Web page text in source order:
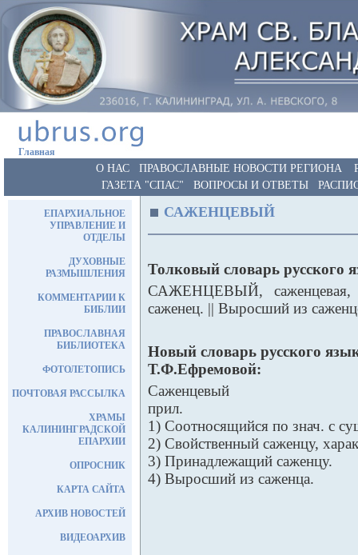
Главная
О НАС ПРАВОСЛАВНЫЕ НОВОСТИ РЕГИОНА
ГАЗЕТА "СПАС"
ВОПРОСЫ И ОТВЕТЫ
ЕПАРХИАЛЬНОЕ
УПРАВЛЕНИЕ И
ОТДЕЛЫ
ДУХОВНЫЕ
РАЗМЫШЛЕНИЯ
КОММЕНТАРИИ К
БИБЛИИ
ПРАВОСЛАВНАЯ
БИБЛИОТЕКА
ФОТОЛЕТОПИСЬ
ПОЧТОВАЯ РАССЫЛКА
ХРАМЫ
КАЛИНИНГРАДСКОЙ
ЕПАРХИИ
ОПРОСНИК
КАРТА САЙТА
АРХИВ НОВОСТЕЙ
ВИДЕОАРХИВ
САЖЕНЦЕВЫЙ
Толковый словарь
САЖЕНЦЕВЫЙ,
саженец. || Выросший из
Новый словарь русского
Т.Ф.Ефремовой:
Саженцевый
прил.
1) Соотносящийся по знач. с
2) Свойственный саженцу,
3) Принадлежащий саженцу.
4) Выросший из саженца.